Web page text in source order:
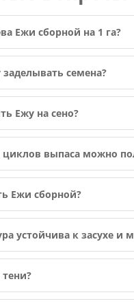
Ежи сборной на 1 га?
семена?
Ежу на сено?
циклов выпаса можно
Ежи сборной?
устойчива к засухе и